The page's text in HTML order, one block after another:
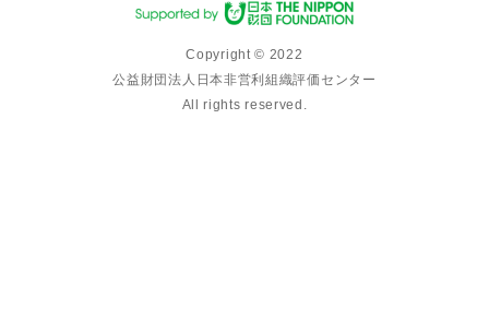
Copyright © 2022
公益財団法人日本非営利組織評価センター
All rights reserved.